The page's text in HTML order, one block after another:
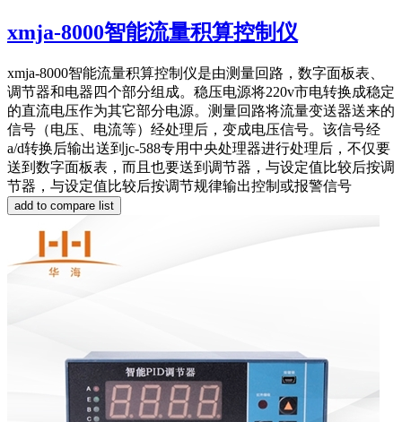
xmja-8000智能流量积算控制仪
xmja-8000智能流量积算控制仪是由测量回路，数字面板表、
调节器和电器四个部分组成。稳压电源将220v市电转换成稳定
的直流电压作为其它部分电源。测量回路将流量变送器送来的
信号（电压、电流等）经处理后，变成电压信号。该信号经
a/d转换后输出送到jc-588专用中央处理器进行处理后，不仅要
送到数字面板表，而且也要送到调节器，与设定值比较后按调
节器，与设定值比较后按调节规律输出控制或报警信号